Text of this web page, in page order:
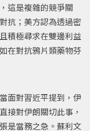
這是複雜的競爭關
抗；美方認為透過密
積極尋求在雙邊利益
在對抗鴉片類藥物芬
面對習近平提到，伊
接對伊朗關切此事，
是當務之急。蘇利文